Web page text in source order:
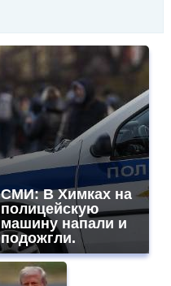
СМИ: В Химках на
полицейскую
машину напали и
подожгли.